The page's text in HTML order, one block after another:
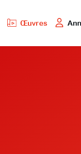
Œuvres